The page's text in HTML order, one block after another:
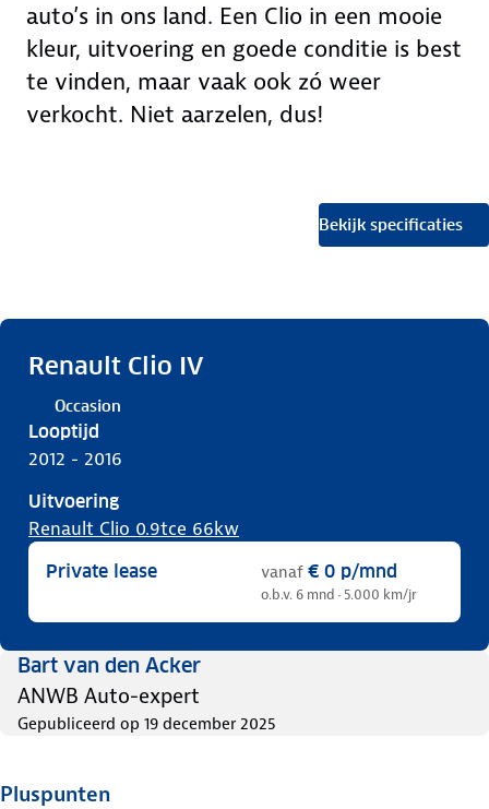
auto’s in ons land. Een Clio in een mooie
kleur, uitvoering en goede conditie is best
te vinden, maar vaak ook zó weer
verkocht. Niet aarzelen, dus!
Bekijk specificaties
Renault Clio IV
Occasion
Looptijd
2012 - 2016
Uitvoering
Renault Clio 0.9tce 66kw
Private lease vanaf € 0 p/mnd
o.b.v. 6 mnd · 5.000 km/jr
Bart van den Acker
ANWB Auto-expert
Gepubliceerd op 19 december 2025
Pluspunten